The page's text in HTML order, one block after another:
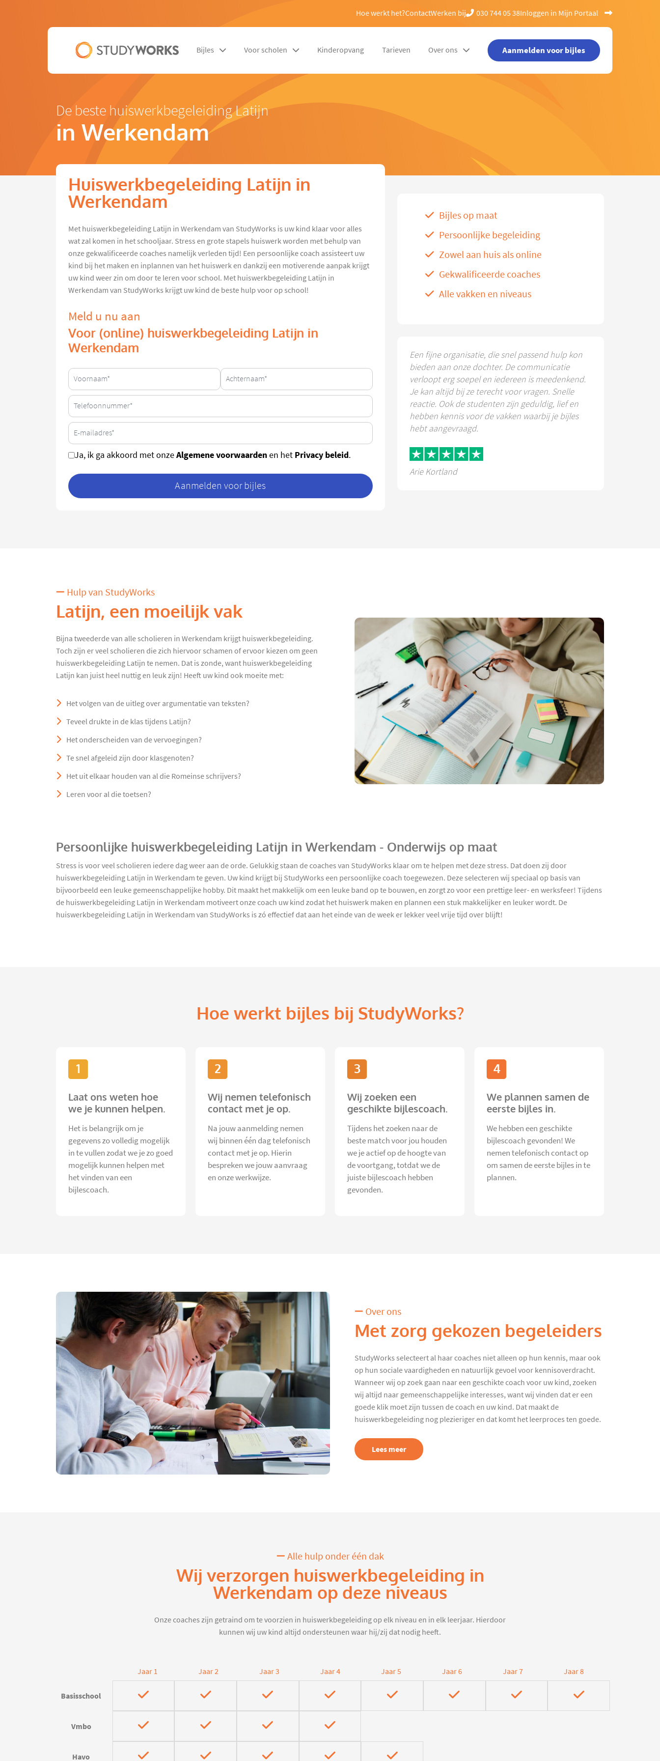
Hoe werkt het?ContactWerken bij 030 744 05 38Inloggen in Mijn Portaal
Bijles Voor scholen Kinderopvang Tarieven Over ons Aanmelden voor bijles
De beste huiswerkbegeleiding Latijn
in Werkendam
Huiswerkbegeleiding Latijn in
Werkendam
Met huiswerkbegeleiding Latijn in Werkendam van StudyWorks is uw kind klaar voor alles
wat zal komen in het schooljaar. Stress en grote stapels huiswerk worden met behulp van
onze gekwalificeerde coaches namelijk verleden tijd! Een persoonlijke coach assisteert uw
kind bij het maken en inplannen van het huiswerk en dankzij een motiverende aanpak krijgt
uw kind weer zin om door te leren voor school. Met huiswerkbegeleiding Latijn in
Werkendam van StudyWorks krijgt uw kind de beste hulp voor op school!
Meld u nu aan
Voor (online) huiswerkbegeleiding Latijn in
Werkendam
Ja, ik ga akkoord met onzeAlgemene voorwaardenen het Privacy beleid.
Aanmelden voor bijles
Bijles op maat
Persoonlijke begeleiding
Zowel aan huis als online
Gekwalificeerde coaches
Alle vakken en niveaus
Een fijne organisatie, die snel passend hulp kon
bieden aan onze dochter. De communicatie
verloopt erg soepel en iedereen is meedenkend.
Je kan altijd bij ze terecht voor vragen. Snelle
reactie. Ook de studenten zijn geduldig, lief en
hebben kennis voor de vakken waarbij je bijles
hebt aangevraagd.
Arie Kortland
Hulp van StudyWorks
Latijn, een moeilijk vak
Bijna tweederde van alle scholieren in Werkendam krijgt huiswerkbegeleiding.
Toch zijn er veel scholieren die zich hiervoor schamen of ervoor kiezen om geen
huiswerkbegeleiding Latijn te nemen. Dat is zonde, want huiswerkbegeleiding
Latijn kan juist heel nuttig en leuk zijn! Heeft uw kind ook moeite met:
Het volgen van de uitleg over argumentatie van teksten?
Teveel drukte in de klas tijdens Latijn?
Het onderscheiden van de vervoegingen?
Te snel afgeleid zijn door klasgenoten?
Het uit elkaar houden van al die Romeinse schrijvers?
Leren voor al die toetsen?
Persoonlijke huiswerkbegeleiding Latijn in Werkendam - Onderwijs op maat
Stress is voor veel scholieren iedere dag weer aan de orde. Gelukkig staan de coaches van StudyWorks klaar om te helpen met deze stress. Dat doen zij door
huiswerkbegeleiding Latijn in Werkendam te geven. Uw kind krijgt bij StudyWorks een persoonlijke coach toegewezen. Deze selecteren wij speciaal op basis van
bijvoorbeeld een leuke gemeenschappelijke hobby. Dit maakt het makkelijk om een leuke band op te bouwen, en zorgt zo voor een prettige leer- en werksfeer! Tijdens
de huiswerkbegeleiding Latijn in Werkendam motiveert onze coach uw kind zodat het huiswerk maken en plannen een stuk makkelijker en leuker wordt. De
huiswerkbegeleiding Latijn in Werkendam van StudyWorks is zó effectief dat aan het einde van de week er lekker veel vrije tijd over blijft!
Hoe werkt bijles bij StudyWorks?
1
Laat ons weten hoe
we je kunnen helpen.
Het is belangrijk om je
gegevens zo volledig mogelijk
in te vullen zodat we je zo goed
mogelijk kunnen helpen met
het vinden van een
bijlescoach.
2
Wij nemen telefonisch
contact met je op.
Na jouw aanmelding nemen
wij binnen één dag telefonisch
contact met je op. Hierin
bespreken we jouw aanvraag
en onze werkwijze.
3
Wij zoeken een
geschikte bijlescoach.
Tijdens het zoeken naar de
beste match voor jou houden
we je actief op de hoogte van
de voortgang, totdat we de
juiste bijlescoach hebben
gevonden.
4
We plannen samen de
eerste bijles in.
We hebben een geschikte
bijlescoach gevonden! We
nemen telefonisch contact op
om samen de eerste bijles in te
plannen.
Over ons
Met zorg gekozen begeleiders
StudyWorks selecteert al haar coaches niet alleen op hun kennis, maar ook
op hun sociale vaardigheden en natuurlijk gevoel voor kennisoverdracht.
Wanneer wij op zoek gaan naar een geschikte coach voor uw kind, zoeken
wij altijd naar gemeenschappelijke interesses, want wij vinden dat er een
goede klik moet zijn tussen de coach en uw kind. Dat maakt de
huiswerkbegeleiding nog plezieriger en dat komt het leerproces ten goede.
Lees meer
Alle hulp onder één dak
Wij verzorgen huiswerkbegeleiding in
Werkendam op deze niveaus
Onze coaches zijn getraind om te voorzien in huiswerkbegeleiding op elk niveau en in elk leerjaar. Hierdoor
kunnen wij uw kind altijd ondersteunen waar hij/zij dat nodig heeft.
Jaar 1 Jaar 2 Jaar 3 Jaar 4 Jaar 5 Jaar 6 Jaar 7 Jaar 8
Basisschool
Vmbo
Havo